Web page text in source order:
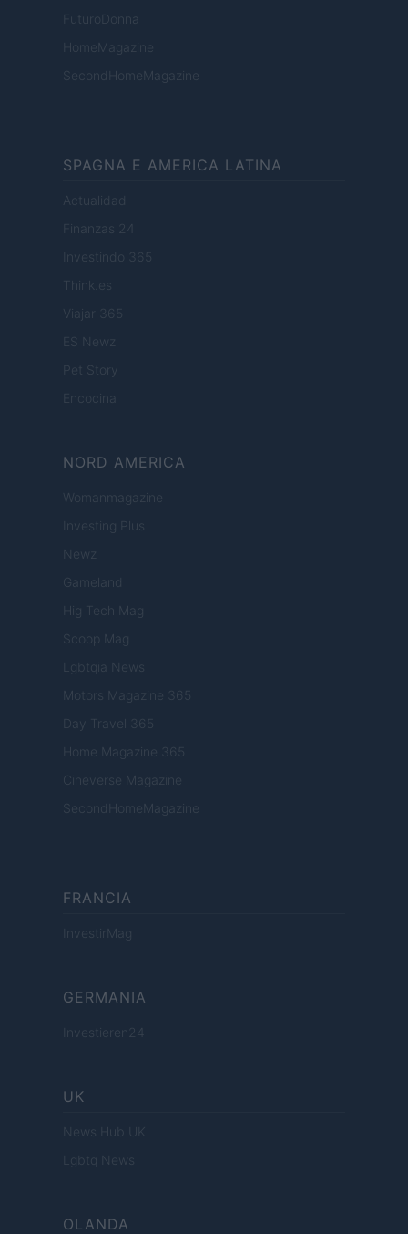
FuturoDonna
HomeMagazine
SecondHomeMagazine
SPAGNA E AMERICA LATINA
Actualidad
Finanzas 24
Investindo 365
Think.es
Viajar 365
ES Newz
Pet Story
Encocina
NORD AMERICA
Womanmagazine
Investing Plus
Newz
Gameland
Hig Tech Mag
Scoop Mag
Lgbtqia News
Motors Magazine 365
Day Travel 365
Home Magazine 365
Cineverse Magazine
SecondHomeMagazine
FRANCIA
InvestirMag
GERMANIA
Investieren24
UK
News Hub UK
Lgbtq News
OLANDA